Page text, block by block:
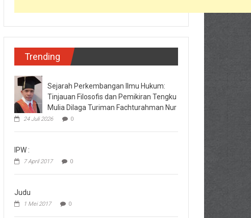
Trending
Sejarah Perkembangan Ilmu Hukum:
Tinjauan Filosofis dan Pemikiran Tengku
Mulia Dilaga Turiman Fachturahman Nur
24 Juli 2026 0
IPW :
7 April 2017 0
Judu
1 Mei 2017 0